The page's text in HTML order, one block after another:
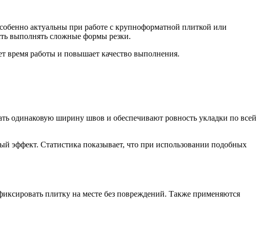
актуальны при работе с крупноформатной плиткой или
выполнять сложные формы резки.
время работы и повышает качество выполнения.
одинаковую ширину швов и обеспечивают ровность укладки по всей
эффект. Статистика показывает, что при использовании подобных
плитку на месте без повреждений. Также применяются